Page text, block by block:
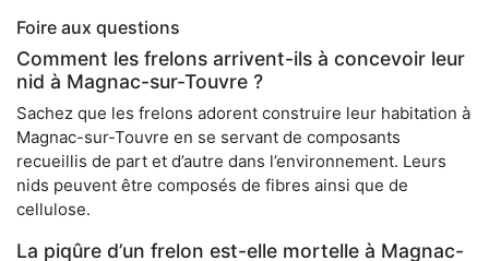
Foire aux questions
Comment les frelons arrivent-ils à concevoir leur
nid à Magnac-sur-Touvre ?
Sachez que les frelons adorent construire leur habitation à
Magnac-sur-Touvre en se servant de composants
recueillis de part et d’autre dans l’environnement. Leurs
nids peuvent être composés de fibres ainsi que de
cellulose.
La piqûre d’un frelon est-elle mortelle à Magnac-